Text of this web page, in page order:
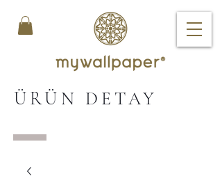
ÜRÜN DETAY